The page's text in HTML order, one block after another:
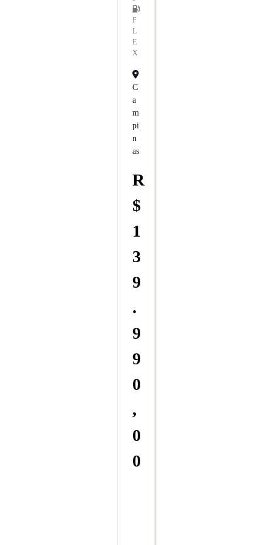
F
L
E
X
C
A
M
Pi
N
As
R
$
1
3
9
.
9
9
0
,
0
0